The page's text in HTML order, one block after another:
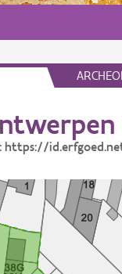
https://